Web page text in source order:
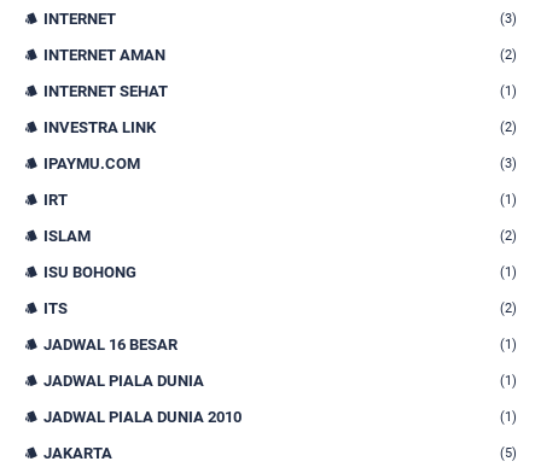
INTERNET (3)
INTERNET AMAN (2)
INTERNET SEHAT (1)
INVESTRA LINK (2)
IPAYMU.COM (3)
IRT (1)
ISLAM (2)
ISU BOHONG (1)
ITS (2)
JADWAL 16 BESAR (1)
JADWAL PIALA DUNIA (1)
JADWAL PIALA DUNIA 2010 (1)
JAKARTA (5)